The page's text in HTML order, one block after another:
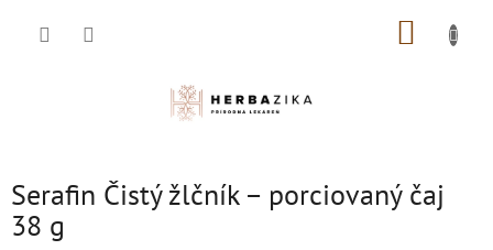
Serafin Čistý žlčník – porciovaný čaj
38 g